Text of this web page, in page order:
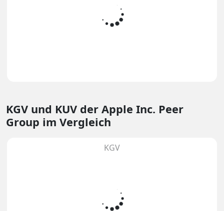
KGV und KUV der Apple Inc. Peer
Group im Vergleich
KGV